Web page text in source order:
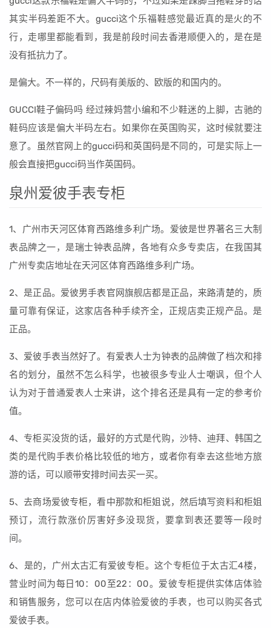
其实半码差距不大。gucci这个乐福鞋感觉最近真的是火的不
行，走哪里都能看到，我是前段时间去香港顺便入的，是在是
没有抵抗力了。
是偏大。不一样的，尺码有美版的、欧版的和国内的。
GUCCI鞋子偏码吗 经过辣妈营小编和不少鞋迷的上脚，古驰的
鞋码应该是偏大半码左右。如果你在英国购买，这时候就要注
意了。虽然官网上的gucci码和英国码是不同的，可是实际上一
般会直接把gucci码当作英国码。
泉州爱彼手表专柜
1、广州市天河区体育西路维多利广场。爱彼是世界著名三大制
表品牌之一，是瑞士钟表品牌，各地有众多专卖店，在我国其
广州专卖店地址在天河区体育西路维多利广场。
2、是正品。爱彼男手表官网旗舰店都是正品，来路清楚的，质
量可靠有保证，这家店各种手续齐全，正规店卖正规产品。是
正品。
3、爱彼手表当然好了。有爱表人士为钟表的品牌做了档次和排
名的划分，虽然不怎么科学，也被很多专业人士嘲讽，但个人
认为对于普通爱表人士来讲，这个排名还是具有一定的参考价
值。
4、专柜买没货的话，最好的方式是代购，沙特、迪拜、韩国之
类的是代购手表价格比较低的地方，或者你有幸去这些地方旅
游的话，可以顺带安排时间去买一买。
5、去商场爱彼专柜，看中那款和柜姐说，然后填写资料和柜姐
预订，流行款涨价厉害好多没现货，要拿到表还要等一段时
间。
6、是的，广州太古汇有爱彼专柜。这个专柜位于太古汇4楼，
营业时间为每日10：00至22：00。爱彼专柜提供实体店体验
和销售服务，您可以在店内体验爱彼的手表，也可以购买各式
爱彼手表。